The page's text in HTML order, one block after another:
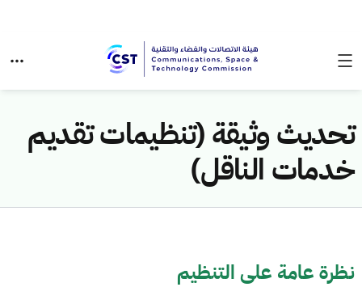
تحديث وثيقة (تنظيمات تقديم
خدمات الناقل)
نظرة عامة على التنظيم